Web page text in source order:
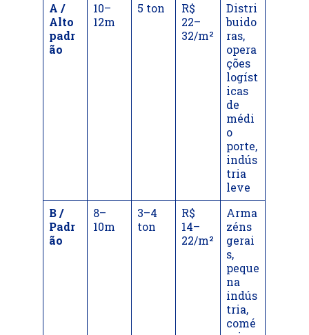
A /
Alto
padr
ão
10–
12m
5 ton
R$
22–
32/m²
Distri
buido
ras,
opera
ções
logíst
icas
de
médi
o
porte,
indús
tria
leve
B /
Padr
ão
8–
10m
3–4
ton
R$
14–
22/m²
Arma
zéns
gerai
s,
peque
na
indús
tria,
comé